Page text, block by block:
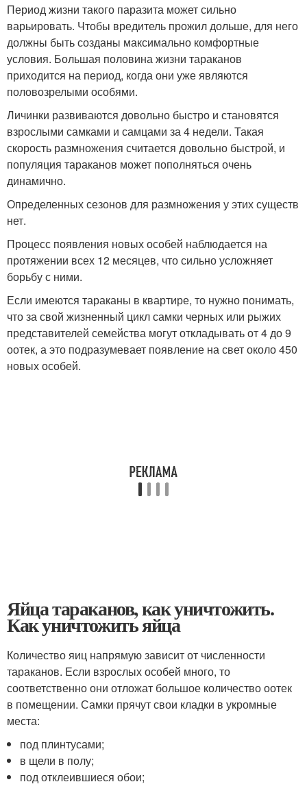
Период жизни такого паразита может сильно
варьировать. Чтобы вредитель прожил дольше, для него
должны быть созданы максимально комфортные
условия. Большая половина жизни тараканов
приходится на период, когда они уже являются
половозрелыми особями.
Личинки развиваются довольно быстро и становятся
взрослыми самками и самцами за 4 недели. Такая
скорость размножения считается довольно быстрой, и
популяция тараканов может пополняться очень
динамично.
Определенных сезонов для размножения у этих существ
нет.
Процесс появления новых особей наблюдается на
протяжении всех 12 месяцев, что сильно усложняет
борьбу с ними.
Если имеются тараканы в квартире, то нужно понимать,
что за свой жизненный цикл самки черных или рыжих
представителей семейства могут откладывать от 4 до 9
оотек, а это подразумевает появление на свет около 450
новых особей.
Яйца тараканов, как уничтожить.
Как уничтожить яйца
Количество яиц напрямую зависит от численности
тараканов. Если взрослых особей много, то
соответственно они отложат большое количество оотек
в помещении. Самки прячут свои кладки в укромные
места:
под плинтусами;
в щели в полу;
под отклеившиеся обои;